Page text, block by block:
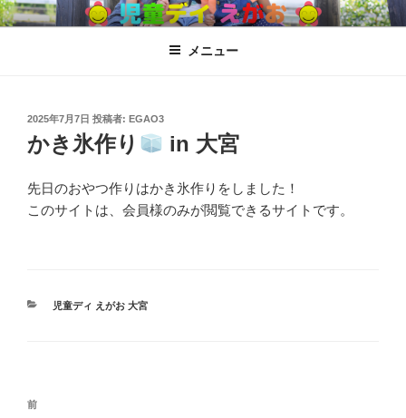
コ
ン
児童ディ えがお
児童発達支援、放課後児童ディサービス
メニュー
投
稿
日:
2025年7月7日 投稿者: EGAO3
かき氷作り in 大宮
先日のおやつ作りはかき氷作りをしました！
このサイトは、会員様のみが閲覧できるサイトです。
カ
児童ディ えがお 大宮
投
過
前